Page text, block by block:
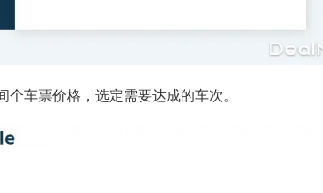
车票价格，选定需要达成的车次。